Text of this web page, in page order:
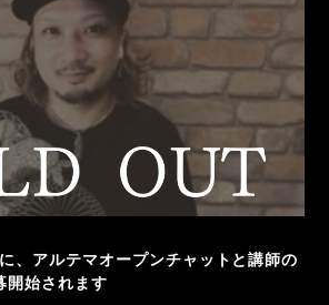
、アルテマオープンチャットと講師の
始されます